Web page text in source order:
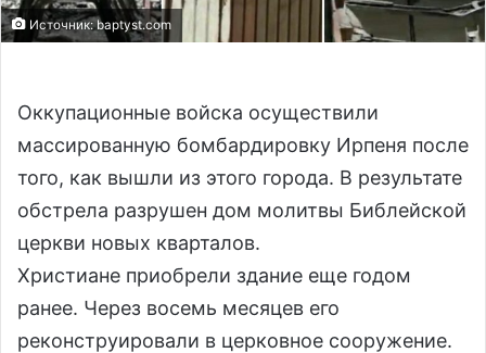
Источник: baptyst.com
Оккупационные войска осуществили
массированную бомбардировку Ирпеня после
того, как вышли из этого города. В результате
обстрела разрушен дом молитвы Библейской
церкви новых кварталов.
Христиане приобрели здание еще годом
ранее. Через восемь месяцев его
реконструировали в церковное сооружение.